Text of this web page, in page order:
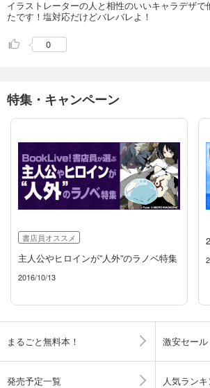
イラストレーターの人と相性のいいキャラデザで
たです！塩対応だけどバレバレよ！
0
特集・キャンペーン
書店員オススメ
主人公やヒロインが”人外”のラノベ特集
2016/10/13
まるごと無料本！ 激安セール
発売予定一覧 人気ラン